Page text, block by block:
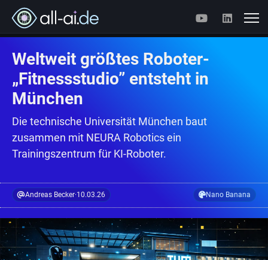
Weltweit größtes Roboter-
„Fitnessstudio” entsteht in
München
Die technische Universität München baut
zusammen mit NEURA Robotics ein
Trainingszentrum für KI-Roboter.
Andreas Becker·10.03.26 Nano Banana